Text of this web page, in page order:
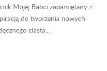
Mojej Babci zapamiętany z
do tworzenia nowych
ciasta...